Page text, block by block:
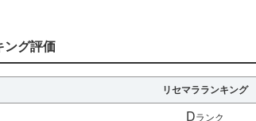
ング評価
リセマラランキング
Dランク